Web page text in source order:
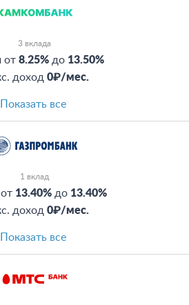
3 вклада
от 8.25% до 13.50%
доход 0₽/мес.
Показать все
1 вклад
13.40% до 13.40%
доход 0₽/мес.
Показать все